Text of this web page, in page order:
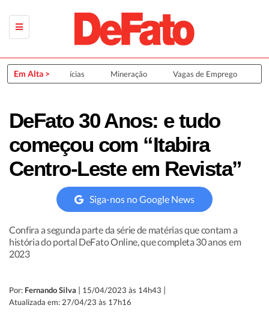
Em Alta >
Últimas Notícias Mineração Vagas de Emprego
DeFato 30 Anos: e tudo
começou com “Itabira
Centro-Leste em Revista”
Siga-nos no Google News
Confira a segunda parte da série de matérias que contam a
história do portal DeFato Online, que completa 30 anos em
2023
Por: Fernando Silva | 15/04/2023 às 14h43 |
Atualizada em: 27/04/23 às 17h16